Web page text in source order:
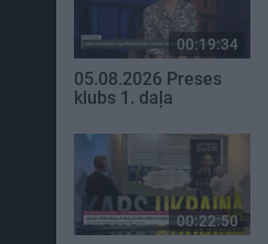
00:19:34
05.08.2026 Preses
klubs 1. daļa
00:22:50